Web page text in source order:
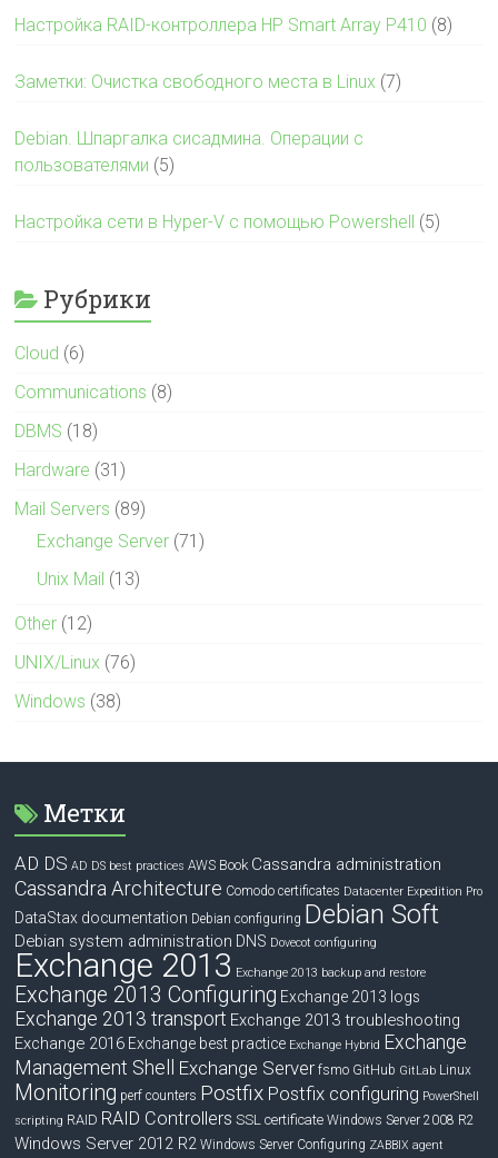
Настройка RAID-контроллера HP Smart Array P410 (8)
Заметки: Очистка свободного места в Linux (7)
Debian. Шпаргалка сисадмина. Операции с
пользователями (5)
Настройка сети в Hyper-V с помощью Powershell (5)
Рубрики
Cloud (6)
Communications (8)
DBMS (18)
Hardware (31)
Mail Servers (89)
Exchange Server (71)
Unix Mail (13)
Other (12)
UNIX/Linux (76)
Windows (38)
Метки
AD DS AD DS best practices AWS Book Cassandra administration
Cassandra Architecture Comodo certificates Datacenter Expedition Pro
DataStax documentation Debian configuring Debian Soft
Debian system administration DNS Dovecot configuring
Exchange 2013 Exchange 2013 backup and restore
Exchange 2013 Configuring Exchange 2013 logs
Exchange 2013 transport Exchange 2013 troubleshooting
Exchange 2016 Exchange best practice Exchange Hybrid Exchange
Management Shell
Exchange Server fsmo GitHub GitLab Linux
Monitoring perf counters Postfix Postfix configuring PowerShell
scripting RAID RAID Controllers SSL certificate Windows Server 2008 R2
Windows Server 2012 R2 Windows Server Configuring ZABBIX agent